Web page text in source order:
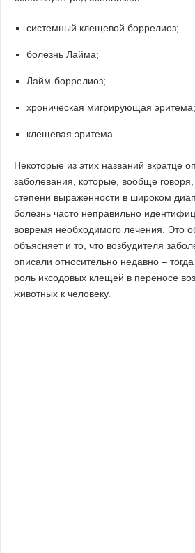
системный клещевой боррелиоз;
болезнь Лайма;
Лайм-боррелиоз;
хроническая мигрирующая эритема;
клещевая эритема.
Некоторые из этих названий вкратце
заболевания, которые, вообще говоря,
степени выраженности в широком
болезнь часто неправильно
вовремя необходимого лечения. Это
объясняет и то, что возбудителя
описали относительно недавно –
роль иксодовых клещей в переносе
животных к человеку.